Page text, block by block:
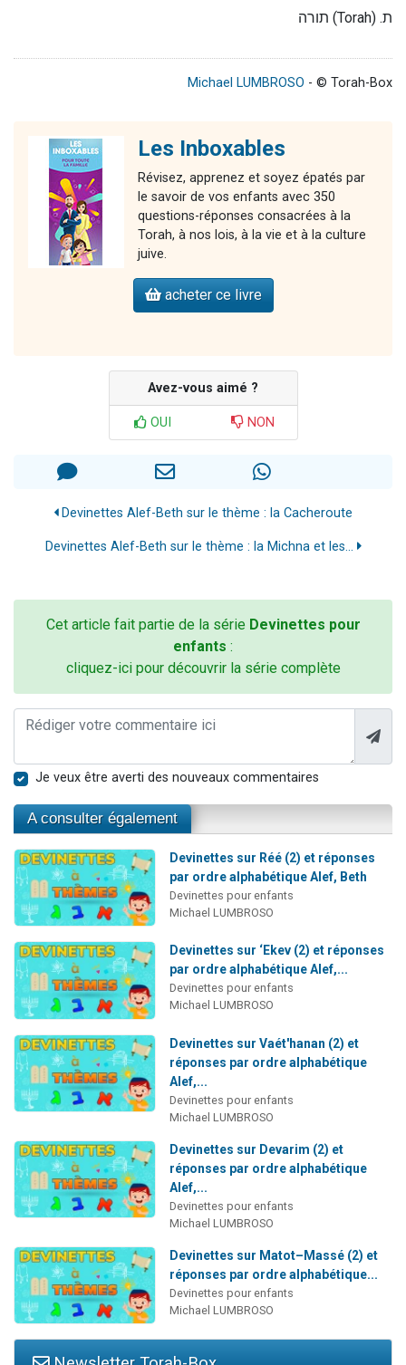
תורה (Torah) .ת
Michael LUMBROSO - © Torah-Box
Les Inboxables
Révisez, apprenez et soyez épatés par
le savoir de vos enfants avec 350
questions-réponses consacrées à la
Torah, à nos lois, à la vie et à la culture
juive.
acheter ce livre
Avez-vous aimé ?
OUI NON
Devinettes Alef-Beth sur le thème : la Cacheroute
Devinettes Alef-Beth sur le thème : la Michna et les...
Cet article fait partie de la série Devinettes pour
enfants :
cliquez-ici pour découvrir la série complète
Je veux être averti des nouveaux commentaires
A consulter également
Devinettes sur Réé (2) et réponses
par ordre alphabétique Alef, Beth
Devinettes pour enfants
Michael LUMBROSO
Devinettes sur ‘Ekev (2) et réponses
par ordre alphabétique Alef,...
Devinettes pour enfants
Michael LUMBROSO
Devinettes sur Vaét'hanan (2) et
réponses par ordre alphabétique
Alef,...
Devinettes pour enfants
Michael LUMBROSO
Devinettes sur Devarim (2) et
réponses par ordre alphabétique
Alef,...
Devinettes pour enfants
Michael LUMBROSO
Devinettes sur Matot–Massé (2) et
réponses par ordre alphabétique...
Devinettes pour enfants
Michael LUMBROSO